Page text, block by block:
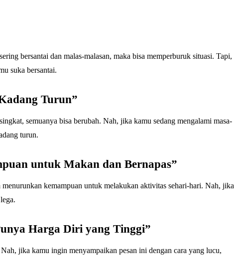
bersantai dan malas-malasan, maka bisa memperburuk situasi. Tapi,
suka bersantai.
Turun”
semuanya bisa berubah. Nah, jika kamu sedang mengalami masa-
turun.
untuk Makan dan Bernapas”
kemampuan untuk melakukan aktivitas sehari-hari. Nah, jika
Harga Diri yang Tinggi”
jika kamu ingin menyampaikan pesan ini dengan cara yang lucu,